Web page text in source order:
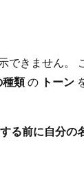
できません。
類の トーン
る前に自分の